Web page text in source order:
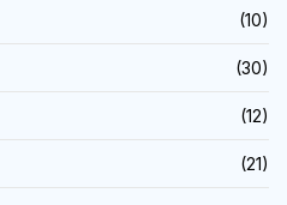
(10)
(30)
(12)
(21)